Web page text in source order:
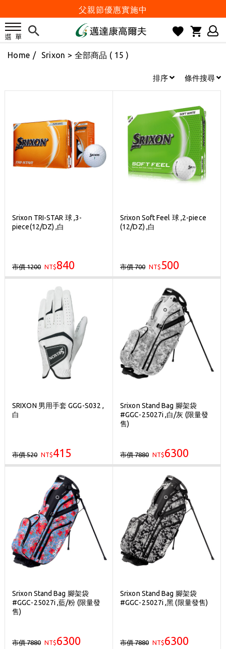
父親節優惠實施中
2026邁達康盃 開始受理報名
防詐騙! 勿信來路不明連結及優惠
歡迎體驗公益店Friends Screen模擬器
刷台新卡滿 $6000 分 3 期 0 利率
消費滿 $2000 享免運
Happy Father's Day
父親節優惠實施中
2026邁達康盃 開始受理報名
歡迎體驗公益店Friends Screen模擬器
消費滿 $2000 享免運
Home / Srixon > 全部商品 ( 15 )
排序 條件搜尋
Srixon TRI-STAR 球 ,3-
piece(12/DZ) ,白
市價 1200 NT$840
Srixon Soft Feel 球 ,2-piece
(12/DZ) ,白
市價 700 NT$500
SRIXON 男用手套 GGG-S032 ,
白
市價 520 NT$415
Srixon Stand Bag 腳架袋
#GGC-25027i ,白/灰 (限量發
售)
市價 7880 NT$6300
Srixon Stand Bag 腳架袋
#GGC-25027i ,藍/粉 (限量發
售)
市價 7880 NT$6300
Srixon Stand Bag 腳架袋
#GGC-25027i ,黑 (限量發售)
市價 7880 NT$6300